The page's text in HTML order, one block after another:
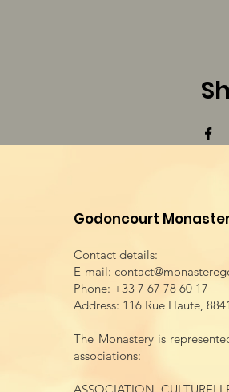
Godoncourt
Contact details:
E-mail:
Phone: +33 7 67 78 60 17
Address: 116 Rue Haute,
The Monastery is
associations: